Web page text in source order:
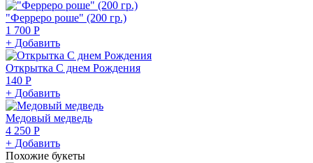
"Ферреро роше" (200 гр.)
1 700 Р
+ Добавить
Открытка С днем Рождения
140 Р
+ Добавить
Медовый медведь
4 250 Р
+ Добавить
Похожие букеты